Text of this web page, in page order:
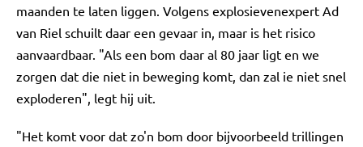
maanden te laten liggen. Volgens explosievenexpert Ad
van Riel schuilt daar een gevaar in, maar is het risico
aanvaardbaar. "Als een bom daar al 80 jaar ligt en we
zorgen dat die niet in beweging komt, dan zal ie niet snel
exploderen", legt hij uit.
"Het komt voor dat zo'n bom door bijvoorbeeld trillingen